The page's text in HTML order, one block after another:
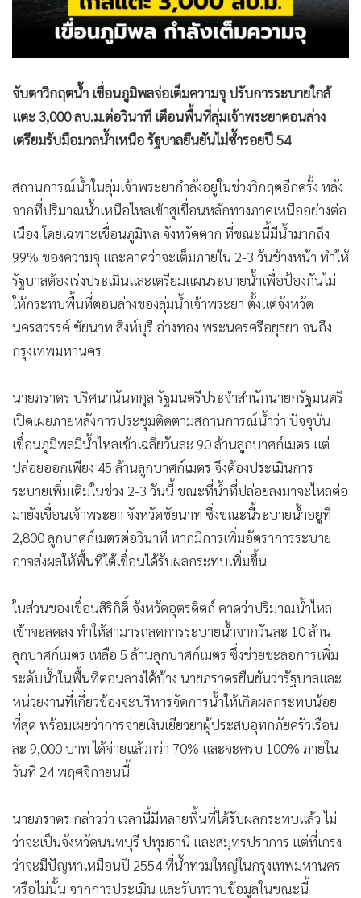
จับตาวิกฤตน้ำ เขื่อนภูมิพลจ่อเต็มความจุ ปรับการระบายใกล้
แตะ 3,000 ลบ.ม.ต่อวินาที เตือนพื้นที่ลุ่มเจ้าพระยาตอนล่าง
เตรียมรับมือมวลน้ำเหนือ รัฐบาลยืนยันไม่ซ้ำรอยปี 54
สถานการณ์น้ำในลุ่มเจ้าพระยากำลังอยู่ในช่วงวิกฤตอีกครั้ง หลัง
จากที่ปริมาณน้ำเหนือไหลเข้าสู่เขื่อนหลักทางภาคเหนืออย่างต่อ
เนื่อง โดยเฉพาะเขื่อนภูมิพล จังหวัดตาก ที่ขณะนี้มีน้ำมากถึง
99% ของความจุ และคาดว่าจะเต็มภายใน 2-3 วันข้างหน้า ทำให้
รัฐบาลต้องเร่งประเมินและเตรียมแผนระบายน้ำเพื่อป้องกันไม่
ให้กระทบพื้นที่ตอนล่างของลุ่มน้ำเจ้าพระยา ตั้งแต่จังหวัด
นครสวรรค์ ชัยนาท สิงห์บุรี อ่างทอง พระนครศรีอยุธยา จนถึง
กรุงเทพมหานคร
นายภราดร ปริศนานันทกุล รัฐมนตรีประจำสำนักนายกรัฐมนตรี
เปิดเผยภายหลังการประชุมติดตามสถานการณ์น้ำว่า ปัจจุบัน
เขื่อนภูมิพลมีน้ำไหลเข้าเฉลี่ยวันละ 90 ล้านลูกบาศก์เมตร แต่
ปล่อยออกเพียง 45 ล้านลูกบาศก์เมตร จึงต้องประเมินการ
ระบายเพิ่มเติมในช่วง 2-3 วันนี้ ขณะที่น้ำที่ปล่อยลงมาจะไหลต่อ
มายังเขื่อนเจ้าพระยา จังหวัดชัยนาท ซึ่งขณะนี้ระบายน้ำอยู่ที่
2,800 ลูกบาศก์เมตรต่อวินาที หากมีการเพิ่มอัตราการระบาย
อาจส่งผลให้พื้นที่ใต้เขื่อนได้รับผลกระทบเพิ่มขึ้น
ในส่วนของเขื่อนสิริกิติ์ จังหวัดอุตรดิตถ์ คาดว่าปริมาณน้ำไหล
เข้าจะลดลง ทำให้สามารถลดการระบายน้ำจากวันละ 10 ล้าน
ลูกบาศก์เมตร เหลือ 5 ล้านลูกบาศก์เมตร ซึ่งช่วยชะลอการเพิ่ม
ระดับน้ำในพื้นที่ตอนล่างได้บ้าง นายภราดรยืนยันว่ารัฐบาลและ
หน่วยงานที่เกี่ยวข้องจะบริหารจัดการน้ำให้เกิดผลกระทบน้อย
ที่สุด พร้อมเผยว่าการจ่ายเงินเยียวยาผู้ประสบอุทกภัยครัวเรือน
ละ 9,000 บาท ได้จ่ายแล้วกว่า 70% และจะครบ 100% ภายใน
วันที่ 24 พฤศจิกายนนี้
นายภราดร กล่าวว่า เวลานี้มีหลายพื้นที่ได้รับผลกระทบแล้ว ไม่
ว่าจะเป็นจังหวัดนนทบุรี ปทุมธานี และสมุทรปราการ แต่ที่เกรง
ว่าจะมีปัญหาเหมือนปี 2554 ที่น้ำท่วมใหญ่ในกรุงเทพมหานคร
หรือไม่นั้น จากการประเมิน และรับทราบข้อมูลในขณะนี้